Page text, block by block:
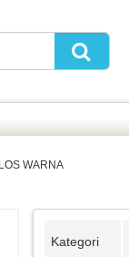
WARNA
Kategori